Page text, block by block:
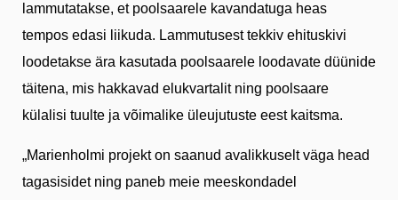
lammutatakse, et poolsaarele kavandatuga heas
tempos edasi liikuda. Lammutusest tekkiv ehituskivi
loodetakse ära kasutada poolsaarele loodavate düünide
täitena, mis hakkavad elukvartalit ning poolsaare
külalisi tuulte ja võimalike üleujutuste eest kaitsma.
„Marienholmi projekt on saanud avalikkuselt väga head
tagasisidet ning paneb meie meeskondadel